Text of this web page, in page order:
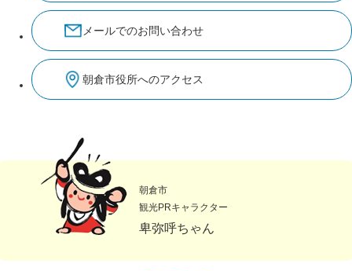
メールでのお問い合わせ
朝倉市役所へのアクセス
朝倉市
観光PRキャラクター
卑弥呼ちゃん